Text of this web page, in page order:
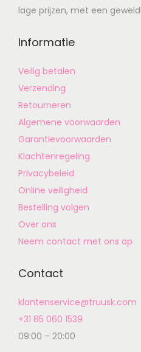
lage prijzen, met een
Informatie
Veilig betalen
Verzending
Retourneren
Algemene voorwaarden
Garantievoorwaarden
Klachtenregeling
Privacybeleid
Online veiligheid
Bestelling volgen
Over ons
Neem contact met ons op
Contact
klantenservice@truusk.com
+31 85 060 1539
09:00 – 20:00